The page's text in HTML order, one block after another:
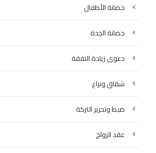
حضانة الأطفال
حضانة الجدة
دعوى زيادة النفقة
شقاق ونزاع
ضبط وتحرير التركة
عقد الزواج